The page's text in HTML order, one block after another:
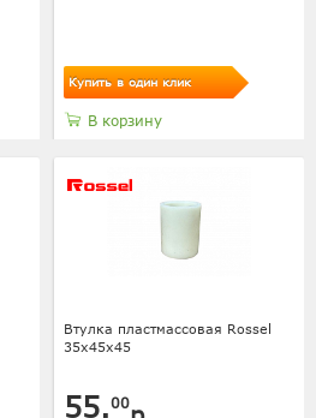
Купить в один клик
В корзину
Втулка пластмассовая Rossel
35х45х45
55.00